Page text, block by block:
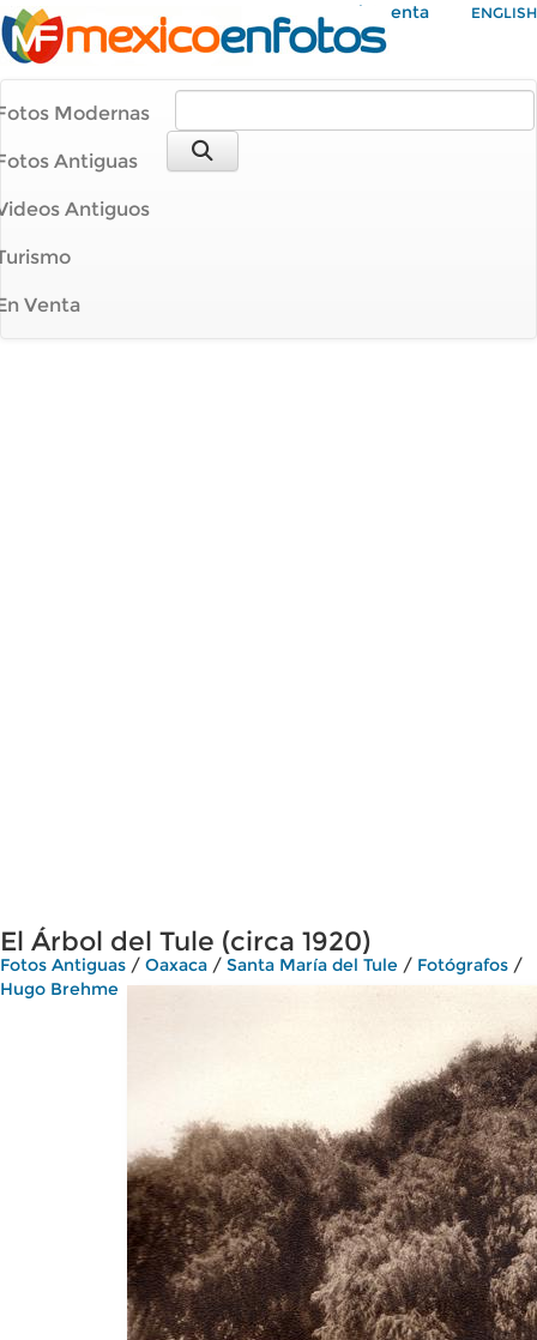
Mi Cuenta ENGLISH
Modernas
Antiguas
Antiguos
Venta
El Árbol del Tule (circa 1920)
Fotos Antiguas / Oaxaca / Santa María del Tule / Fotógrafos /
Hugo Brehme